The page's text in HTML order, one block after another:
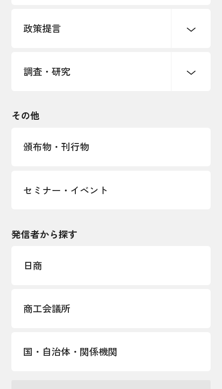
海外情報レポート
安全保障貿易管理・技術流出防止に関す
経営者保証に関するガイドライン
政策提言
中小企業経営
国土強靭化・社会基盤整備・震災復興
調査・研究
LOBO調査
その他
頒布物・刊行物
セミナー・イベント
発信者から探す
日商
商工会議所
国・自治体・関係機関